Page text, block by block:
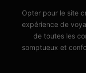
Opter pour le site
expérience de
de toutes les
somptueux et